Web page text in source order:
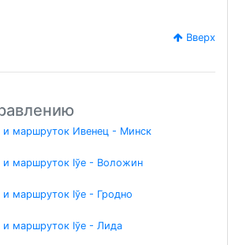
Вверх
и маршруток Ивенец - Минск
и маршруток Іўе - Воложин
и маршруток Іўе - Гродно
и маршруток Іўе - Лида